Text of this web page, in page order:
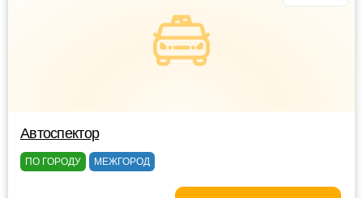
Автоспектор
ПО ГОРОДУ МЕЖГОРОД